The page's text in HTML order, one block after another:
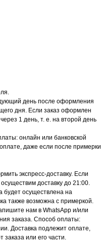
день после оформления
дня. Если заказ оформлен
1 день, т. е. на второй день
онлайн или банковской
даже если после примерки
экспресс-доставку. Если
доставку до 21:00.
будет осуществлена на
также возможна с примеркой.
нам в WhatsApp и/или
заказа. Способ оплаты:
Доставка подлежит оплате,
заказа или его части.